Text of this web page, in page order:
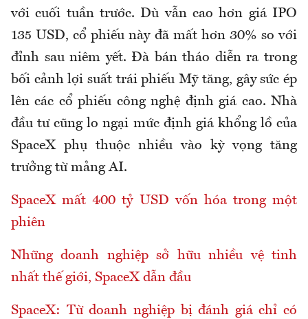
với cuối tuần trước. Dù vẫn cao hơn giá IPO
135 USD, cổ phiếu này đã mất hơn 30% so với
đỉnh sau niêm yết. Đà bán tháo diễn ra trong
bối cảnh lợi suất trái phiếu Mỹ tăng, gây sức ép
lên các cổ phiếu công nghệ định giá cao. Nhà
đầu tư cũng lo ngại mức định giá khổng lồ của
SpaceX phụ thuộc nhiều vào kỳ vọng tăng
trưởng từ mảng AI.
SpaceX mất 400 tỷ USD vốn hóa trong một
phiên
Những doanh nghiệp sở hữu nhiều vệ tinh
nhất thế giới, SpaceX dẫn đầu
SpaceX: Từ doanh nghiệp bị đánh giá chỉ có